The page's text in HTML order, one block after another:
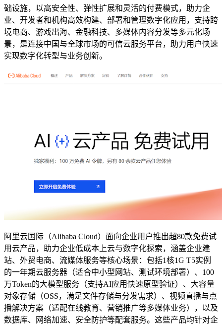
础设施，以高安全性、弹性扩展和灵活的付费模式，助力企
业、开发者和机构高效构建、部署和管理数字化应用，支持跨
境电商、游戏出海、金融科技、多媒体内容分发等多元化场
景，是连接中国与全球市场的可信云服务平台，助力用户快速
实现数字化转型与业务创新。
阿里云国际（Alibaba Cloud）面向企业用户推出超80款免费试
用云产品，助力企业低成本上云与数字化探索，涵盖企业建
站、外贸电商、流媒体服务等核心场景：包括1核1G T5实例
的一年期云服务器（适合中小型网站、测试环境部署）、100
万Token的大模型服务（支持AI应用快速原型验证）、大容量
对象存储（OSS，满足文件存储与分发需求）、视频直播与点
播解决方案（适配在线教育、营销推广等多媒体业务），以及
数据库、网络加速、安全防护等配套服务。这些产品均针对企